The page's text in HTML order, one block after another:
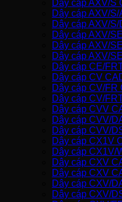
Dây cáp AXV/S
Dây cáp AXV/
Dây cáp AXV/
Dây cáp AXV/
Dây cáp AXV/
Dây cáp AXV/
Dây cáp CE/
Dây cáp CV
Dây cáp CV/FR
Dây cáp CV/
Dây cáp CVV
Dây cáp CVV/
Dây cáp CVV/
Dây cáp CX1V
Dây cáp CX1V/
Dây cáp CXV
Dây cáp CXV
Dây cáp CXV/
Dây cáp CXV/